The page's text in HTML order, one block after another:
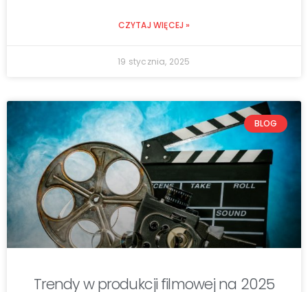
CZYTAJ WIĘCEJ »
19 stycznia, 2025
BLOG
Trendy w produkcji filmowej na 2025